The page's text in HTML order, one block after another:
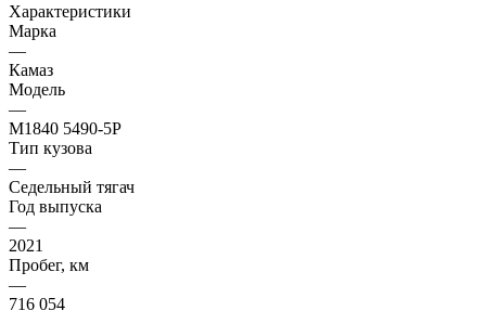
Характеристики
Марка
—
Камаз
Модель
—
M1840 5490-5P
Тип кузова
—
Седельный тягач
Год выпуска
—
2021
Пробег, км
—
716 054